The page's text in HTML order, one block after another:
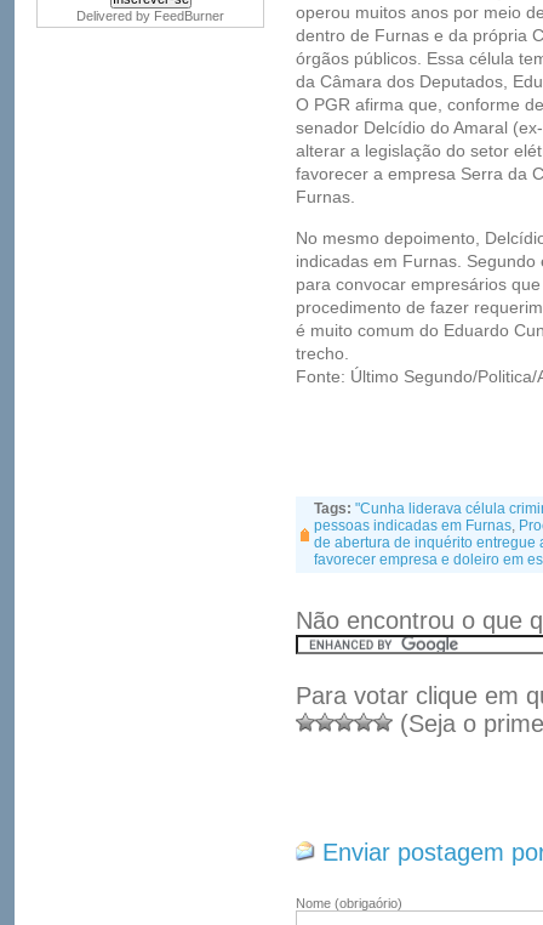
Delivered by FeedBurner
operou muitos anos por meio
dentro de Furnas e da própria
órgãos públicos. Essa célula
da Câmara dos Deputados,
O PGR afirma que, conforme
senador Delcídio do Amaral
alterar a legislação do setor
favorecer a empresa Serra da
Furnas.
No mesmo depoimento,
indicadas em Furnas.
para convocar empresários
procedimento de fazer
é muito comum do Eduardo
trecho.
Fonte: Último Segundo/Politica/
Tags: "Cunha liderava célula
pessoas indicadas em Furnas,
de abertura de inquérito entregue
favorecer empresa e doleiro em
Não encontrou o que
Para votar clique em
(Seja o
Enviar postagem
Nome (obrigaório)